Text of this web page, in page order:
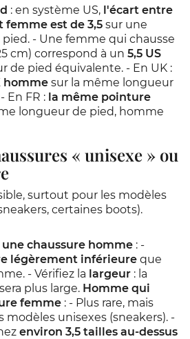
: en système US, l'écart entre
est de 3,5 sur une
- Une femme qui chausse
cm) correspond à un 5,5 US
de pied équivalente. - En UK :
homme sur la même longueur
En FR : la même pointure
longueur de pied, homme
« unisexe » ou
surtout pour les modèles
certaines boots).
chaussure homme : -
légèrement inférieure que
- Vérifiez la largeur : la
plus large. Homme qui
femme : - Plus rare, mais
modèles unisexes (sneakers). -
environ 3,5 tailles au-dessus